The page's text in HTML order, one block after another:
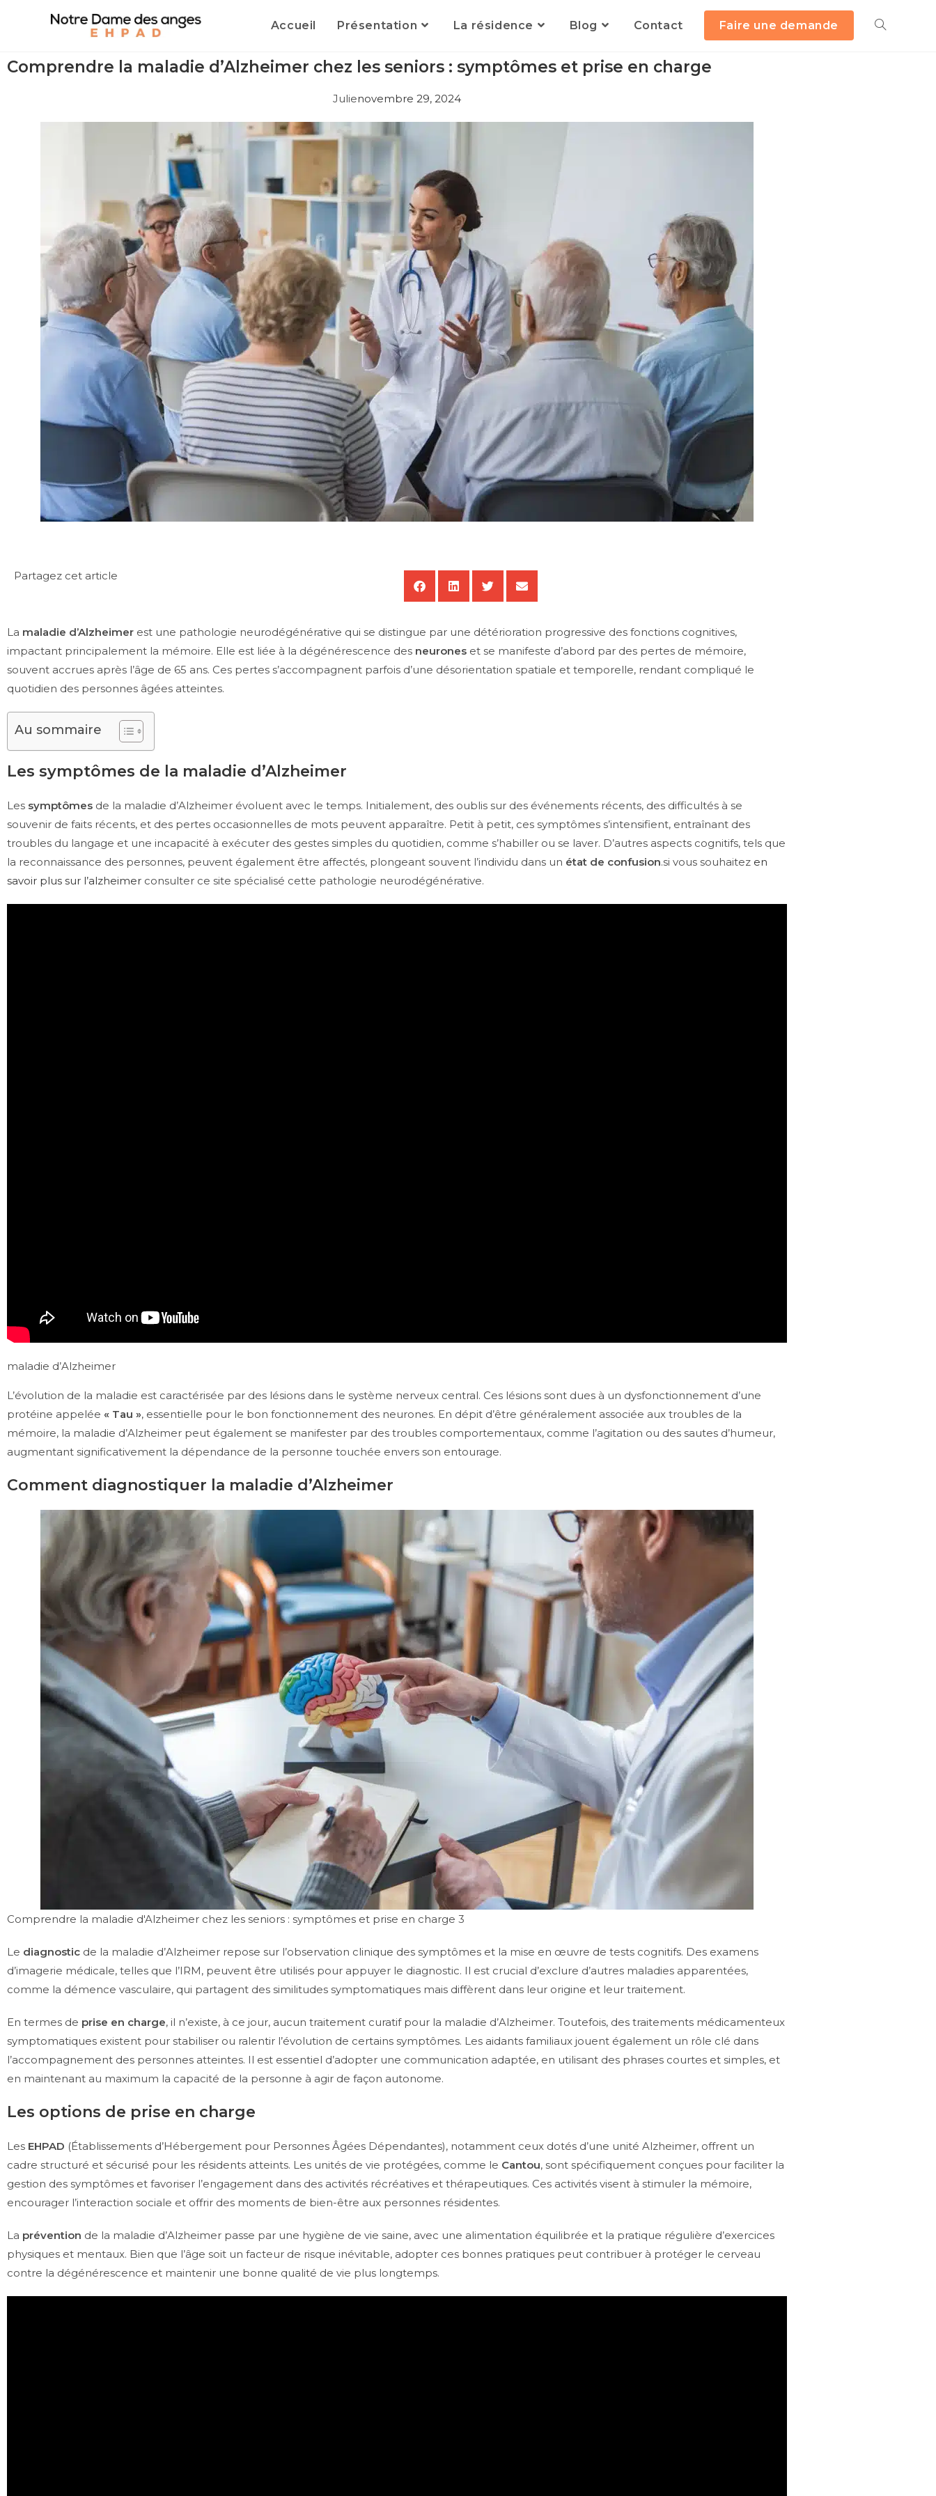
Accueil Présentation La résidence Blog Contact Faire une demande
Comprendre la maladie d’Alzheimer chez les seniors : symptômes et prise en charge
Julienovembre 29, 2024
Partagez cet article
La maladie d’Alzheimer est une pathologie neurodégénérative qui se distingue par une détérioration progressive des fonctions cognitives,
impactant principalement la mémoire. Elle est liée à la dégénérescence des neurones et se manifeste d’abord par des pertes de mémoire,
souvent accrues après l’âge de 65 ans. Ces pertes s’accompagnent parfois d’une désorientation spatiale et temporelle, rendant compliqué le
quotidien des personnes âgées atteintes.
Au sommaire
Les symptômes de la maladie d’Alzheimer
Les symptômes de la maladie d’Alzheimer évoluent avec le temps. Initialement, des oublis sur des événements récents, des difficultés à se
souvenir de faits récents, et des pertes occasionnelles de mots peuvent apparaître. Petit à petit, ces symptômes s’intensifient, entraînant des
troubles du langage et une incapacité à exécuter des gestes simples du quotidien, comme s’habiller ou se laver. D’autres aspects cognitifs, tels que
la reconnaissance des personnes, peuvent également être affectés, plongeant souvent l’individu dans un état de confusion.si vous souhaitez en
savoir plus sur l’alzheimer consulter ce site spécialisé cette pathologie neurodégénérative.
maladie d’Alzheimer
L’évolution de la maladie est caractérisée par des lésions dans le système nerveux central. Ces lésions sont dues à un dysfonctionnement d’une
protéine appelée « Tau », essentielle pour le bon fonctionnement des neurones. En dépit d’être généralement associée aux troubles de la
mémoire, la maladie d’Alzheimer peut également se manifester par des troubles comportementaux, comme l’agitation ou des sautes d’humeur,
augmentant significativement la dépendance de la personne touchée envers son entourage.
Comment diagnostiquer la maladie d’Alzheimer
Comprendre la maladie d'Alzheimer chez les seniors : symptômes et prise en charge 3
Le diagnostic de la maladie d’Alzheimer repose sur l’observation clinique des symptômes et la mise en œuvre de tests cognitifs. Des examens
d’imagerie médicale, telles que l’IRM, peuvent être utilisés pour appuyer le diagnostic. Il est crucial d’exclure d’autres maladies apparentées,
comme la démence vasculaire, qui partagent des similitudes symptomatiques mais diffèrent dans leur origine et leur traitement.
En termes de prise en charge, il n’existe, à ce jour, aucun traitement curatif pour la maladie d’Alzheimer. Toutefois, des traitements médicamenteux
symptomatiques existent pour stabiliser ou ralentir l’évolution de certains symptômes. Les aidants familiaux jouent également un rôle clé dans
l’accompagnement des personnes atteintes. Il est essentiel d’adopter une communication adaptée, en utilisant des phrases courtes et simples, et
en maintenant au maximum la capacité de la personne à agir de façon autonome.
Les options de prise en charge
Les EHPAD (Établissements d’Hébergement pour Personnes Âgées Dépendantes), notamment ceux dotés d’une unité Alzheimer, offrent un
cadre structuré et sécurisé pour les résidents atteints. Les unités de vie protégées, comme le Cantou, sont spécifiquement conçues pour faciliter la
gestion des symptômes et favoriser l’engagement dans des activités récréatives et thérapeutiques. Ces activités visent à stimuler la mémoire,
encourager l’interaction sociale et offrir des moments de bien-être aux personnes résidentes.
La prévention de la maladie d’Alzheimer passe par une hygiène de vie saine, avec une alimentation équilibrée et la pratique régulière d’exercices
physiques et mentaux. Bien que l’âge soit un facteur de risque inévitable, adopter ces bonnes pratiques peut contribuer à protéger le cerveau
contre la dégénérescence et maintenir une bonne qualité de vie plus longtemps.